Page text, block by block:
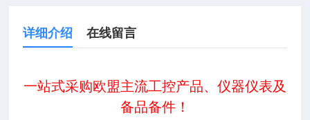
详细介绍 在线留言
一站式采购欧盟主流工控产品、仪器仪表及
备品备件！